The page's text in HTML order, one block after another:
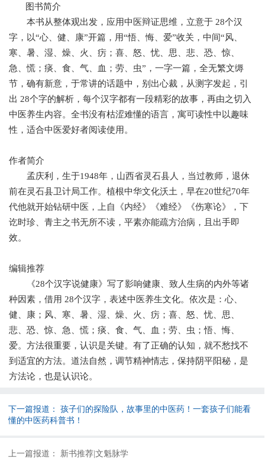
图书简介
本书从整体观出发，应用中医辩证思维，立意于 28个汉
字，以“心、健、康”开篇，用“悟、悔、爱”收关，中间“风、
寒、暑、湿、燥、火、疠；喜、怒、忧、思、悲、恐、惊、
急、慌；痰、食、气、血；劳、虫”，一字一篇，全无繁文缛
节，确有新意，于常讲的话题中，别出心裁，从测字发起，引
出 28个字的解析，每个汉字都有一段精彩的故事，再由之切入
中医养生内容。全书没有枯涩难懂的语言，寓可读性中以趣味
性，适合中医爱好者阅读使用。
作者简介
孟庆利，生于1948年，山西省灵石县人，当过教师，退休
前在灵石县卫计局工作。植根中华文化沃土，早在20世纪70年
代他就开始钻研中医，上自《内经》《难经》《伤寒论》，下
讫时珍、青主之书无所不读，平素亦能疏方治病，且出手即
效。
编辑推荐
《28个汉字说健康》写了影响健康、致人生病的内外等诸
种因素，借用 28个汉字，表述中医养生文化。依次是：心、
健、康；风、寒、暑、湿、燥、火、疠；喜、怒、忧、思、
悲、恐、惊、急、慌；痰、食、气、血；劳、虫；悟、悔、
爱。方法很重要，认识是关键。有了正确的认知，就不愁找不
到适宜的方法。道法自然，调节精神情志，保持阴平阳秘，是
方法论，也是认识论。
下一篇报道：
孩子们的探险队，故事里的中医药！一套孩子们能看
懂的中医药科普书！
上一篇报道： 新书推荐|文魁脉学